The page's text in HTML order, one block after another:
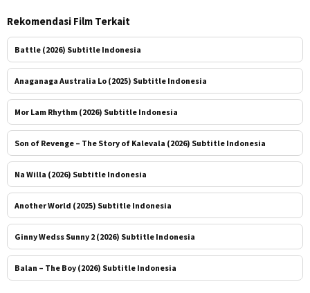
Rekomendasi Film Terkait
Battle (2026) Subtitle Indonesia
Anaganaga Australia Lo (2025) Subtitle Indonesia
Mor Lam Rhythm (2026) Subtitle Indonesia
Son of Revenge – The Story of Kalevala (2026) Subtitle Indonesia
Na Willa (2026) Subtitle Indonesia
Another World (2025) Subtitle Indonesia
Ginny Wedss Sunny 2 (2026) Subtitle Indonesia
Balan – The Boy (2026) Subtitle Indonesia